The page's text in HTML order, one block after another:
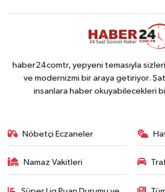
haber24comtr, yepyeni temasıyla
ve modernizmi bir araya getiriyor.
insanlara haber okuyabilecekleri
Nöbetçi Eczaneler
Namaz Vakitleri